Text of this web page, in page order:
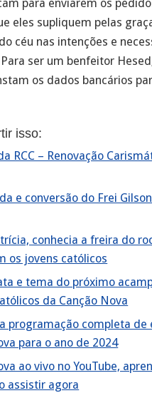
para enviarem os
eles supliquem pelas
céu nas intenções e
ser um benfeitor
os dados bancários
isso:
RCC – Renovação
e conversão do Frei
conhecia a freira do
os jovens católicos
e tema do próximo
da Canção Nova
programação completa de
para o ano de 2024
ao vivo no YouTube,
assistir agora